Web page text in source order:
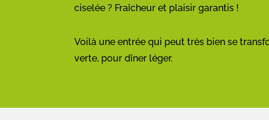
ciselée ? Fraîcheur et plaisir garantis !
Voilà une entrée qui peut très bien se
verte, pour dîner léger.